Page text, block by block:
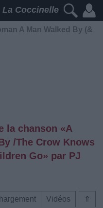
La Coccinelle
A Man Walked By (&
la chanson «A
/The Crow Knows
Go» par PJ
⇑
Vidéos